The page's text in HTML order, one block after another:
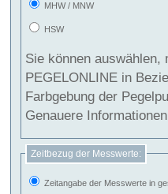
MHW / MNW
HSW
Sie können
PEGELONLINE in Beziehung
Farbgebung der
Genauere
Zeitbezug der Messwerte:
Zeitangabe der Messwerte in